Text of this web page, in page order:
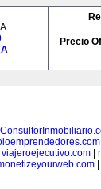
Precio
viajeroejecutivo.com
|